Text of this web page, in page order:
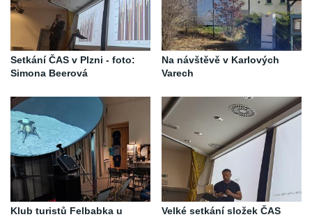
Setkání ČAS v Plzni - foto:
Simona Beerová
Na návštěvě v Karlových
Varech
Klub turistů Felbabka u
Velké setkání složek ČAS